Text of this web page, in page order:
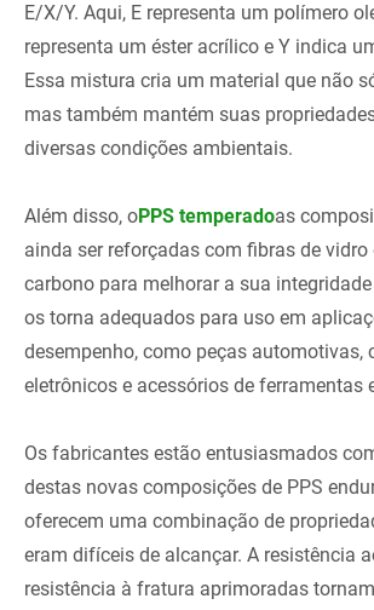
E/X/Y. Aqui, E representa um polímero
representa um éster acrílico e Y indica
Essa mistura cria um material que não
mas também mantém suas
diversas condições ambientais.
Além disso, oPPS temperadoas
ainda ser reforçadas com fibras de vidro
carbono para melhorar a sua
os torna adequados para uso em
desempenho, como peças automotivas,
eletrônicos e acessórios de ferramentas
Os fabricantes estão entusiasmados
destas novas composições de PPS
oferecem uma combinação de
eram difíceis de alcançar. A resistência
resistência à fratura aprimoradas